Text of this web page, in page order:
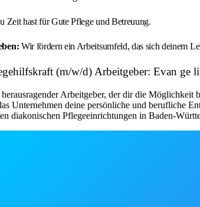
Zeit hast für Gute Pflege und Betreuung.
Wir fördern ein Arbeitsumfeld, das sich deinem
(m/w/d) Arbeitgeber: Evan ge
Arbeitgeber, der dir die
Unternehmen deine persönliche und berufliche
diakonischen Pflegeeinrichtungen in Baden-